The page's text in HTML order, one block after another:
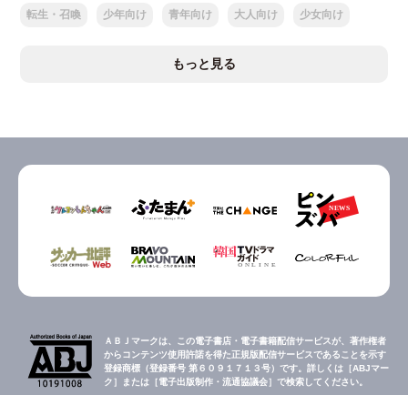
転生・召喚 少年向け 青年向け 大人向け 少女向け
もっと見る
ＡＢＪマークは、この電子書店・電子書籍配信サービスが、著作権者
からコンテンツ使用許諾を得た正規版配信サービスであることを示す
登録商標（登録番号 第６０９１７１３号）です。詳しくは［ABJマー
ク］または［電子出版制作・流通協議会］で検索してください。